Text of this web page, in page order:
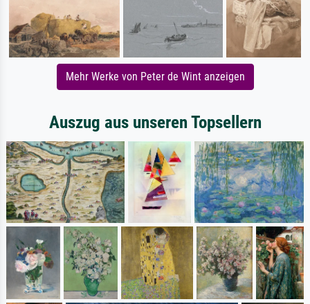
Mehr Werke von Peter de Wint anzeigen
Auszug aus unseren Topsellern